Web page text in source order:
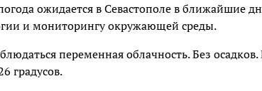
ожидается в Севастополе в ближайшие
и мониторингу окружающей среды.
переменная облачность. Без
градусов.